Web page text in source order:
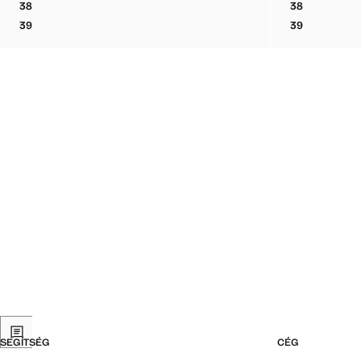
38BORJÚBŐR FŰZŐS BOKACSIZMA
39BORJÚBŐR FŰZŐS BOKACSIZMA
38BORJÚBŐR
39BORJÚBŐR
SEGÍTSÉG CÉG